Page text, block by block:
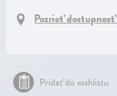
Pozrieť
Pridať do wishlistu